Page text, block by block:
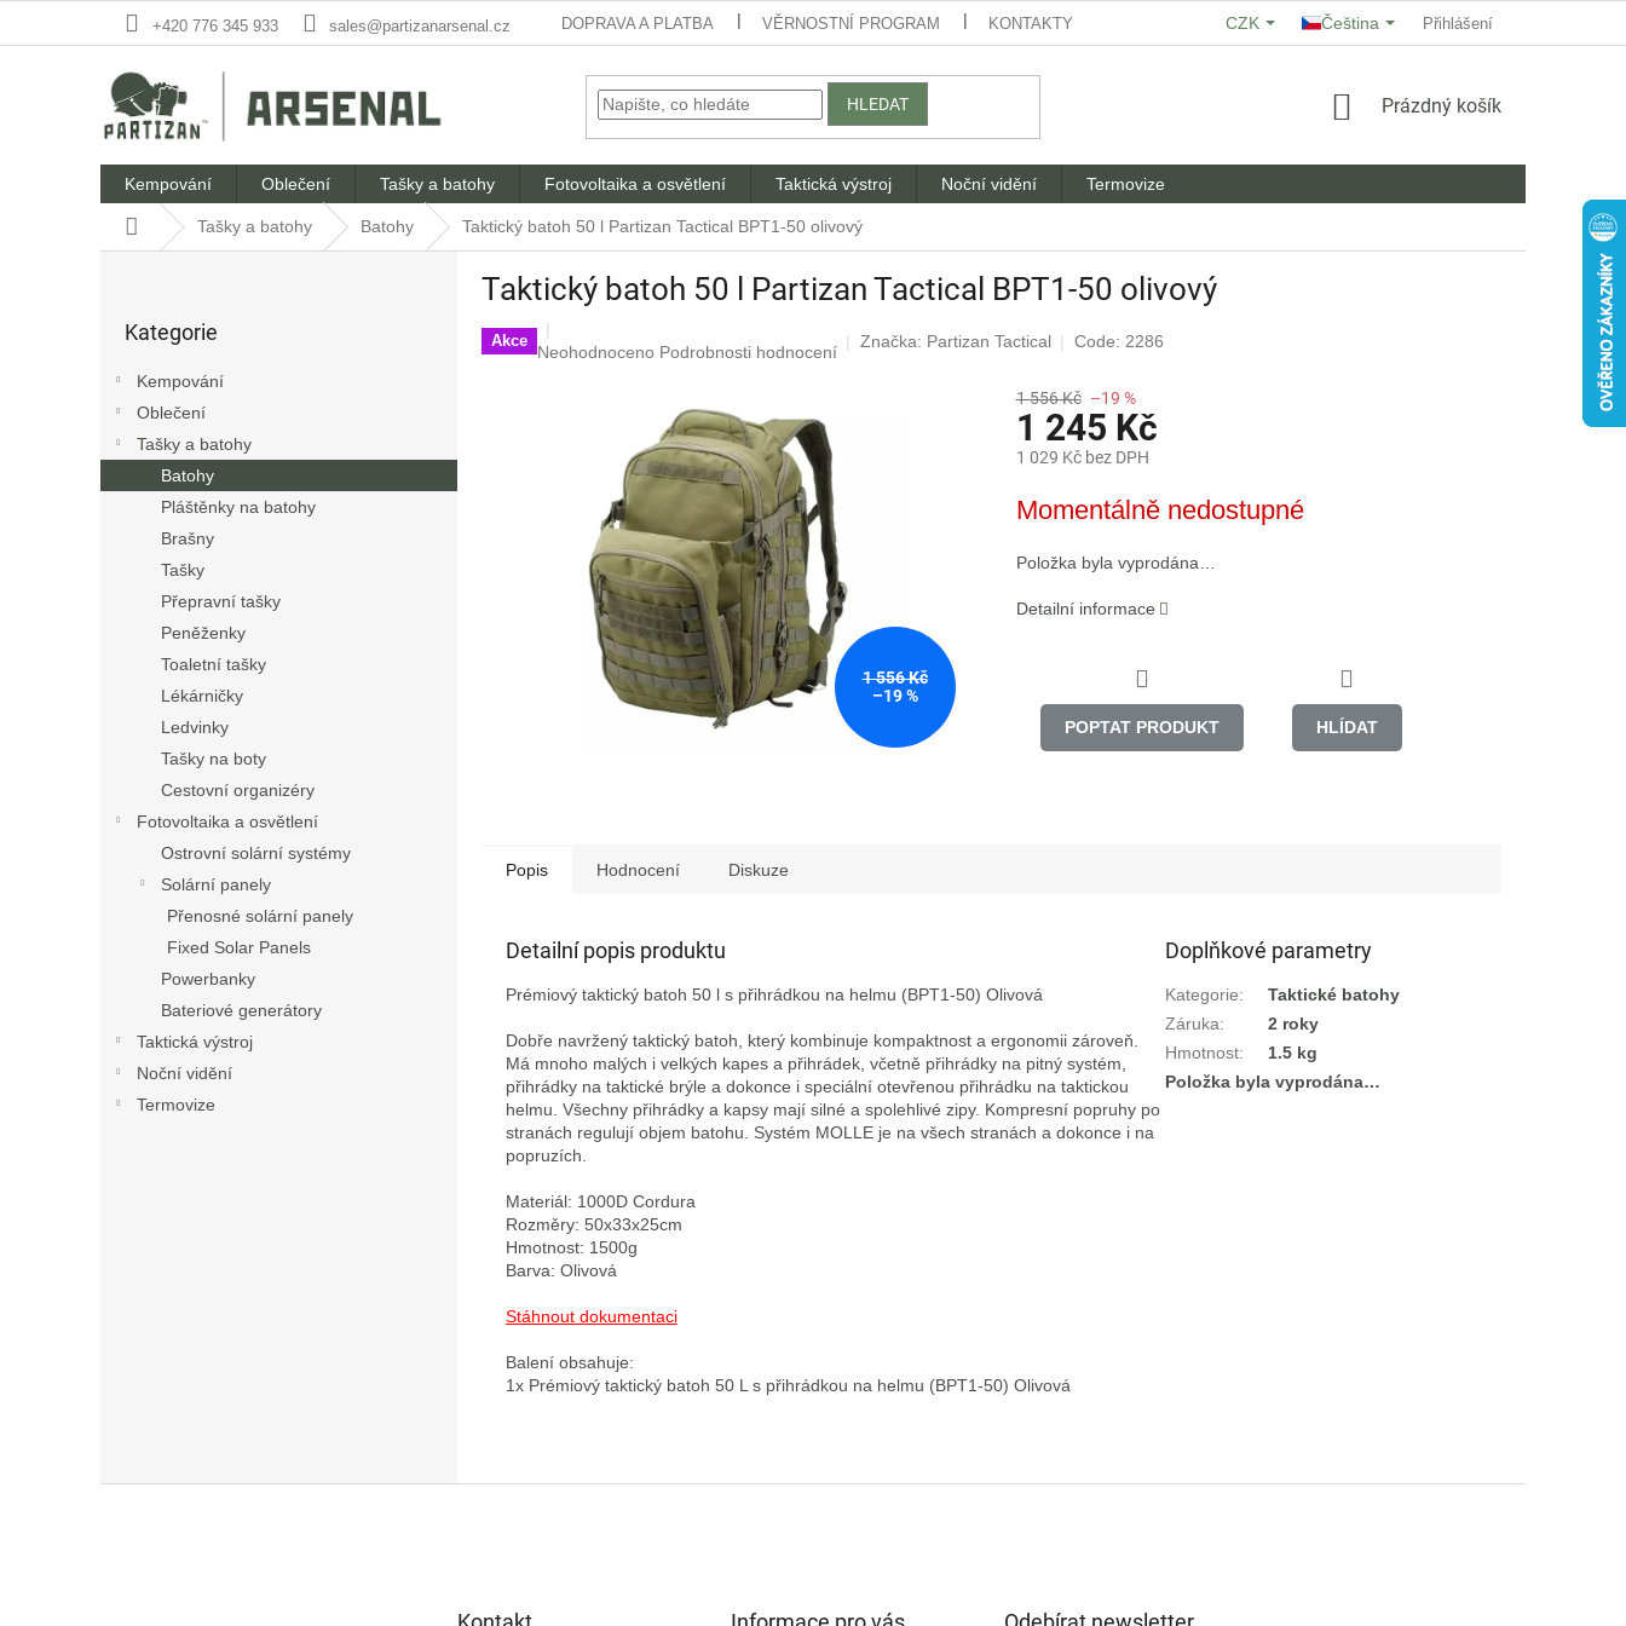
+420 776 345 933 sales@partizanarsenal.cz DOPRAVA A PLATBA VĚRNOSTNÍ PROGRAM KONTAKTY HODNOCENÍ OBCHODU OBCHODNÍ PODMÍNKY
CZK Čeština Přihlášení
HLEDAT
NÁKUPNÍ
Prázdný košík
Kempování Oblečení Tašky a batohy Fotovoltaika a osvětlení Taktická výstroj Noční vidění Termovize
Domů Tašky a batohy Batohy Taktický batoh 50 l Partizan Tactical BPT1-50 olivový
kategorie
Kategorie
Kempování
Oblečení
Tašky a batohy
Batohy
Pláštěnky na batohy
Brašny
Tašky
Přepravní tašky
Peněženky
Toaletní tašky
Lékárničky
Ledvinky
Tašky na boty
Cestovní organizéry
Fotovoltaika a osvětlení
Ostrovní solární systémy
Solární panely
Přenosné solární panely
Fixed Solar Panels
Powerbanky
Bateriové generátory
Taktická výstroj
Noční vidění
Termovize
Taktický batoh 50 l Partizan Tactical BPT1-50 olivový
Akce
Průměrné
hvězdiček.
Neohodnoceno Podrobnosti hodnocení
Značka: Partizan Tactical Code: 2286
1 556 Kč
–19 %
1 556 Kč –19 %
1 245 Kč
1 029 Kč bez DPH
cena:
Momentálně nedostupné
Položka byla vyprodána…
Detailní informace
POPTAT PRODUKT HLÍDAT
Popis Hodnocení Diskuze
Detailní popis produktu
Prémiový taktický batoh 50 l s přihrádkou na helmu (BPT1-50) Olivová
Dobře navržený taktický batoh, který kombinuje kompaktnost a ergonomii zároveň.
Má mnoho malých i velkých kapes a přihrádek, včetně přihrádky na pitný systém,
přihrádky na taktické brýle a dokonce i speciální otevřenou přihrádku na taktickou
helmu. Všechny přihrádky a kapsy mají silné a spolehlivé zipy. Kompresní popruhy po
stranách regulují objem batohu. Systém MOLLE je na všech stranách a dokonce i na
popruzích.
Materiál: 1000D Cordura
Rozměry: 50x33x25cm
Hmotnost: 1500g
Barva: Olivová
Stáhnout dokumentaci
Balení obsahuje:
Doplňkové parametry
Kategorie:
Taktické batohy
Záruka:
2 roky
Hmotnost:
1.5 kg
Položka byla vyprodána…